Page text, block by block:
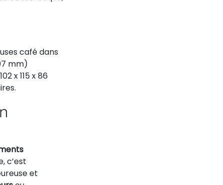
café dans
mm)
x 115 x 86
c’est
et